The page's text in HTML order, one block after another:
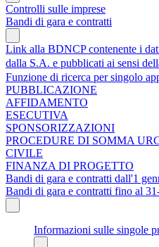
Controlli sulle imprese
Bandi di gara e contratti
Link alla BDNCP contenente i
dalla S.A. e pubblicati ai sensi
Funzione di ricerca per singolo
PUBBLICAZIONE
AFFIDAMENTO
ESECUTIVA
SPONSORIZZAZIONI
PROCEDURE DI SOMMA
CIVILE
FINANZA DI PROGETTO
Bandi di gara e contratti dall'1
Bandi di gara e contratti fino al
Informazioni sulle singole